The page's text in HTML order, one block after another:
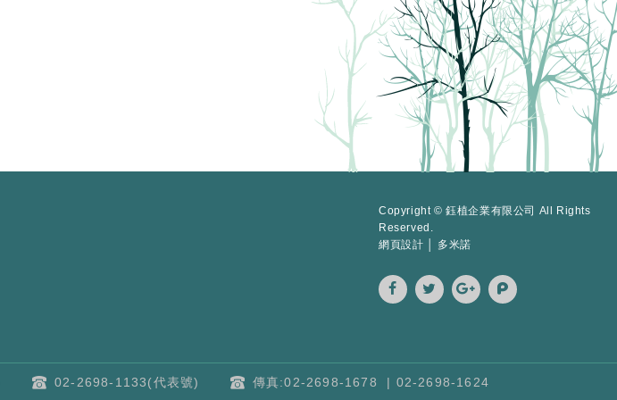
Copyright © 鈺植企業有限公司 All Rights
Reserved.
網頁設計 │ 多米諾
02-2698-1133(代表號) 傳真:02-2698-1678 | 02-2698-1624